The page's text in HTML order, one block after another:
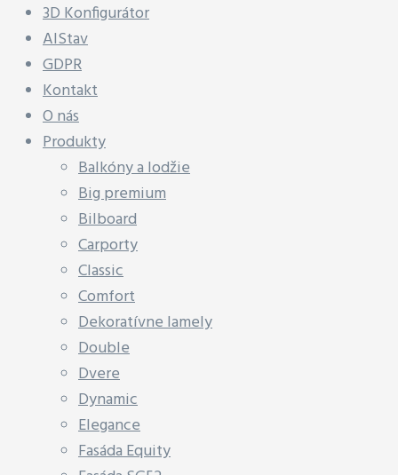
3D Konfigurátor
AlStav
GDPR
Kontakt
O nás
Produkty
Balkóny a lodžie
Big premium
Bilboard
Carporty
Classic
Comfort
Dekoratívne lamely
Double
Dvere
Dynamic
Elegance
Fasáda Equity